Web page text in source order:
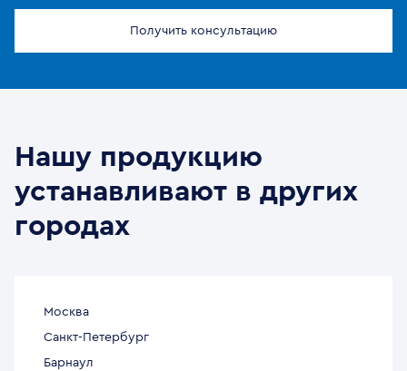
Получить консультацию
Нашу продукцию
устанавливают в других
городах
Москва
Санкт-Петербург
Барнаул